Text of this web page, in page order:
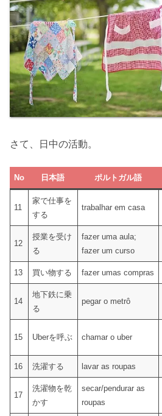
さて、日中の活動。
No 日本語 ポルトガル語
11
家で仕事を
する
trabalhar em casa
12
授業を受け
る
fazer uma aula;
fazer um curso
13 買い物する fazer umas compras
14
地下鉄に乗
る
pegar o metrô
15 Uberを呼ぶ chamar o uber
16 洗濯する lavar as roupas
17
洗濯物を乾
かす
secar/pendurar as
roupas